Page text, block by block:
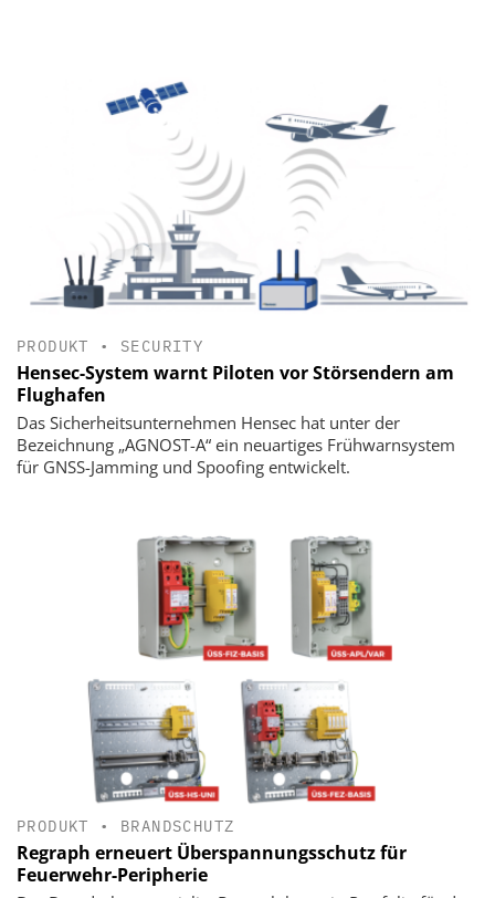
PRODUKT • SECURITY
Hensec-System warnt Piloten vor Störsendern am
Flughafen
Das Sicherheitsunternehmen Hensec hat unter der
Bezeichnung „AGNOST-A“ ein neuartiges Frühwarnsystem
für GNSS-Jamming und Spoofing entwickelt.
PRODUKT • BRANDSCHUTZ
Regraph erneuert Überspannungsschutz für
Feuerwehr-Peripherie